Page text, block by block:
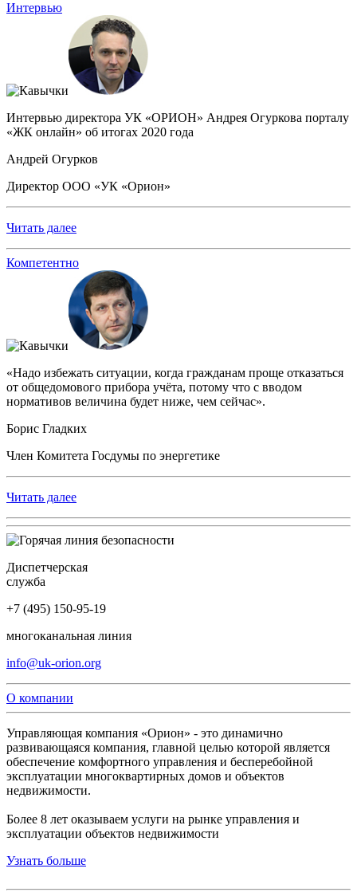
Интервью
Интервью директора УК «ОРИОН» Андрея Огуркова порталу
«ЖК онлайн» об итогах 2020 года
Андрей Огурков
Директор ООО «УК «Орион»
Читать далее
Компетентно
«Надо избежать ситуации, когда гражданам проще отказаться
от общедомового прибора учёта, потому что с вводом
нормативов величина будет ниже, чем сейчас».
Борис Гладких
Член Комитета Госдумы по энергетике
Читать далее
Диспетчерская
служба
+7 (495) 150-95-19
многоканальная линия
info@uk-orion.org
О компании
Управляющая компания «Орион» - это динамично
развивающаяся компания, главной целью которой является
обеспечение комфортного управления и бесперебойной
эксплуатации многоквартирных домов и объектов
недвижимости.
Более 8 лет оказываем услуги на рынке управления и
эксплуатации объектов недвижимости
Узнать больше